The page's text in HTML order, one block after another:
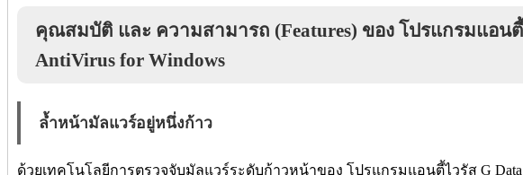
คุณสมบัติ และ ความสามารถ (Features) ของ โปรแกรมแอนตี้
AntiVirus for Windows
ล้ำหน้ามัลแวร์อยู่หนึ่งก้าว
ด้วยเทคโนโลยีการตรวจจับมัลแวร์ระดับก้าวหน้าของ โปรแกรมแอนตี้ไวรัส G Data